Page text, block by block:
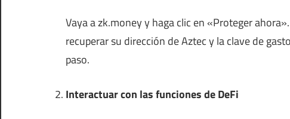
Vaya a zk.money y haga clic en «Proteger
recuperar su dirección de Aztec y la clave de
paso.
Interactuar con las funciones de DeFi